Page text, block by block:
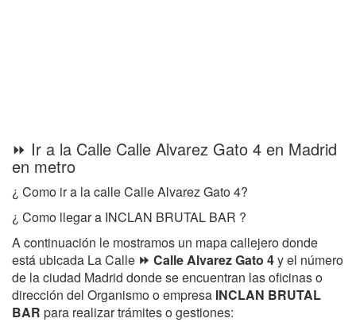
⏩ Ir a la Calle Calle Alvarez Gato 4 en Madrid
en metro
¿ Como ir a la calle Calle Alvarez Gato 4?
¿ Como llegar a INCLAN BRUTAL BAR ?
A continuación le mostramos un mapa callejero donde
está ubicada La Calle ⏩ Calle Alvarez Gato 4y el número
de la ciudad Madrid donde se encuentran las oficinas o
dirección del Organismo o empresa INCLAN BRUTAL
BAR para realizar trámites o gestiones: